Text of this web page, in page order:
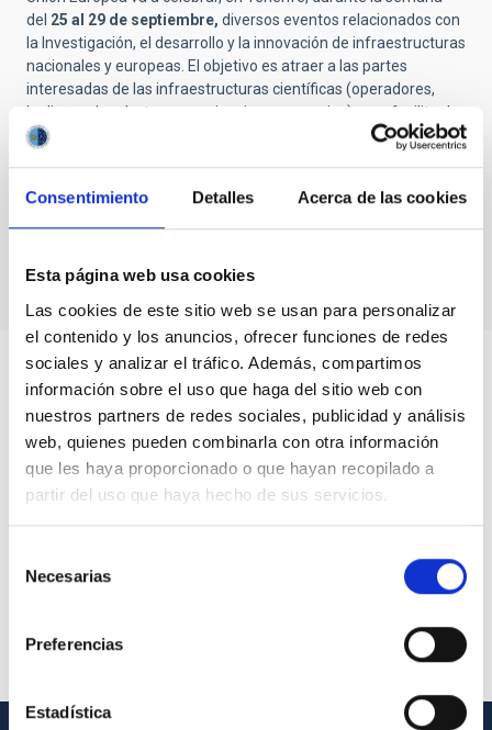
Consentimiento Detalles Acerca de las cookies
Esta página web usa cookies
Las cookies de este sitio web se usan para personalizar
el contenido y los anuncios, ofrecer funciones de redes
sociales y analizar el tráfico. Además, compartimos
información sobre el uso que haga del sitio web con
nuestros partners de redes sociales, publicidad y análisis
web, quienes pueden combinarla con otra información
que les haya proporcionado o que hayan recopilado a
partir del uso que haya hecho de sus servicios.
Necesarias
Preferencias
Estadística
del 25 al 29 de septiembre, diversos eventos relacionados con
la Investigación, el desarrollo y la innovación de infraestructuras
nacionales y europeas. El objetivo es atraer a las partes
interesadas de las infraestructuras científicas (operadores,
'policy makers', otras organizaciones, usuarios) para facilitar la
cooperación y el aprendizaje mutuo.